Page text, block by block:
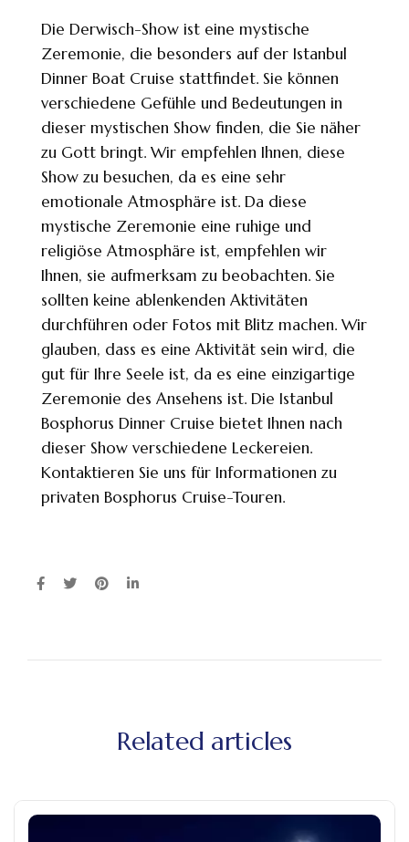
Die Derwisch-Show ist eine mystische
Zeremonie, die besonders auf der Istanbul
Dinner Boat Cruise stattfindet. Sie können
verschiedene Gefühle und Bedeutungen in
dieser mystischen Show finden, die Sie näher
zu Gott bringt. Wir empfehlen Ihnen, diese
Show zu besuchen, da es eine sehr
emotionale Atmosphäre ist. Da diese
mystische Zeremonie eine ruhige und
religiöse Atmosphäre ist, empfehlen wir
Ihnen, sie aufmerksam zu beobachten. Sie
sollten keine ablenkenden Aktivitäten
durchführen oder Fotos mit Blitz machen. Wir
glauben, dass es eine Aktivität sein wird, die
gut für Ihre Seele ist, da es eine einzigartige
Zeremonie des Ansehens ist. Die Istanbul
Bosphorus Dinner Cruise bietet Ihnen nach
dieser Show verschiedene Leckereien.
Kontaktieren Sie uns für Informationen zu
privaten Bosphorus Cruise-Touren.
Related articles